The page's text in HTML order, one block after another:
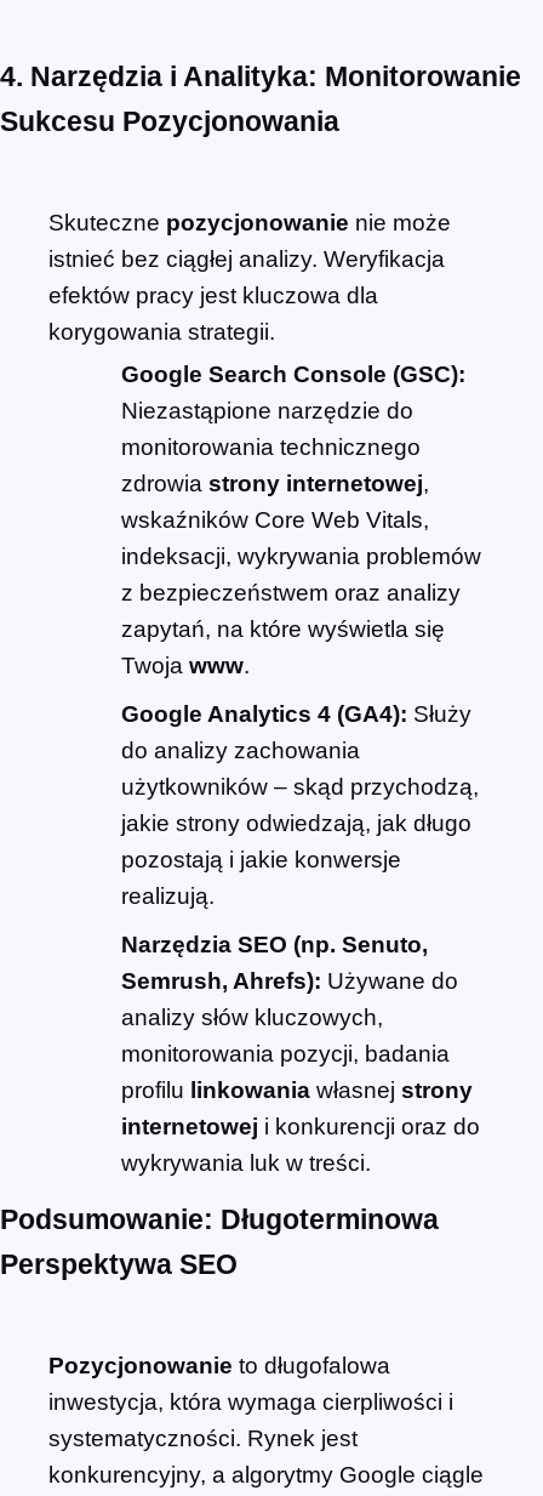
4. Narzędzia i Analityka: Monitorowanie
Sukcesu Pozycjonowania
Skuteczne pozycjonowanie nie może
istnieć bez ciągłej analizy. Weryfikacja
efektów pracy jest kluczowa dla
korygowania strategii.
Google Search Console (GSC):
Niezastąpione narzędzie do
monitorowania technicznego
zdrowia strony internetowej,
wskaźników Core Web Vitals,
indeksacji, wykrywania problemów
z bezpieczeństwem oraz analizy
zapytań, na które wyświetla się
Twoja www.
Google Analytics 4 (GA4): Służy
do analizy zachowania
użytkowników – skąd przychodzą,
jakie strony odwiedzają, jak długo
pozostają i jakie konwersje
realizują.
Narzędzia SEO (np. Senuto,
Semrush, Ahrefs): Używane do
analizy słów kluczowych,
monitorowania pozycji, badania
profilu linkowania własnej strony
internetowej i konkurencji oraz do
wykrywania luk w treści.
Podsumowanie: Długoterminowa
Perspektywa SEO
Pozycjonowanie to długofalowa
inwestycja, która wymaga cierpliwości i
systematyczności. Rynek jest
konkurencyjny, a algorytmy Google ciągle